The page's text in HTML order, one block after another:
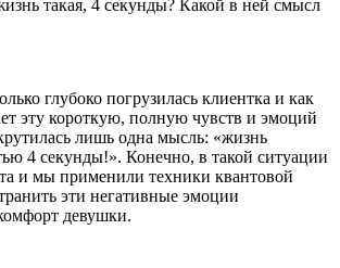
такая, 4 секунды? Какой в ней смысл
глубоко погрузилась клиентка и как
эту короткую, полную чувств и эмоций
лишь одна мысль: «жизнь
4 секунды!». Конечно, в такой ситуации
и мы применили техники квантовой
эти негативные эмоции
девушки.